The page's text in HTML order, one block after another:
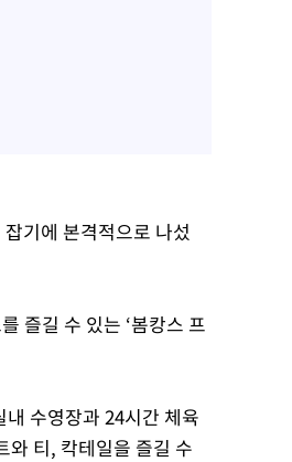
기에 본격적으로 나섰
즐길 수 있는 ‘봄캉스 프
수영장과 24시간 체육
와 티, 칵테일을 즐길 수